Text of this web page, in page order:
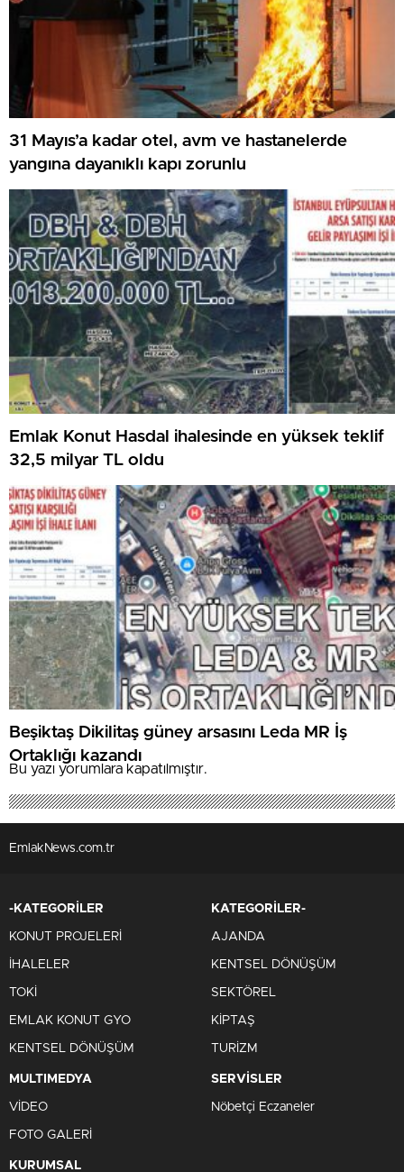
31 Mayıs’a kadar otel, avm ve hastanelerde
yangına dayanıklı kapı zorunlu
Emlak Konut Hasdal ihalesinde en yüksek teklif
32,5 milyar TL oldu
Beşiktaş Dikilitaş güney arsasını Leda MR İş
Ortaklığı kazandı
Bu yazı yorumlara kapatılmıştır.
EmlakNews.com.tr
-KATEGORİLER
KONUT PROJELERİ
İHALELER
TOKİ
EMLAK KONUT GYO
KENTSEL DÖNÜŞÜM
KATEGORİLER-
AJANDA
KENTSEL DÖNÜŞÜM
SEKTÖREL
KİPTAŞ
TURİZM
MULTIMEDYA
VİDEO
FOTO GALERİ
SERVİSLER
Nöbetçi Eczaneler
KURUMSAL